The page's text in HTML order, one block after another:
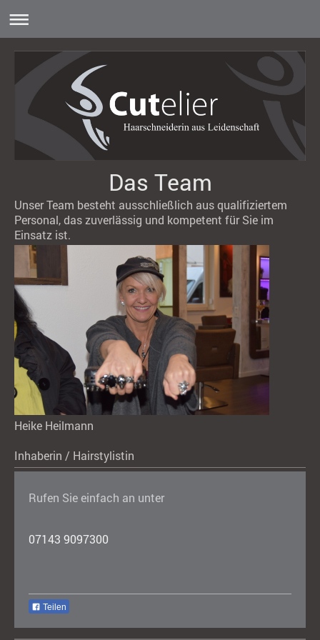
Das Team
Unser Team besteht ausschließlich aus qualifiziertem
Personal, das zuverlässig und kompetent für Sie im
Einsatz ist.
Heike Heilmann
Inhaberin / Hairstylistin
Rufen Sie einfach an unter
07143 9097300
Teilen